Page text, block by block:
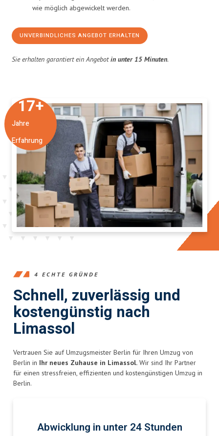
Jahre
Erfahrung
17+
wie möglich abgewickelt werden.
UNVERBINDLICHES ANGEBOT ERHALTEN
Sie erhalten garantiert ein Angebotin unter 15 Minuten.
4 ECHTE GRÜNDE
Schnell, zuverlässig und
kostengünstig nach
Limassol
Vertrauen Sie auf Umzugsmeister Berlin für Ihren Umzug von
Berlin in Ihr neues Zuhause in Limassol. Wir sind Ihr Partner
für einen stressfreien, effizienten und kostengünstigen Umzug in
Berlin.
Abwicklung in unter 24 Stunden